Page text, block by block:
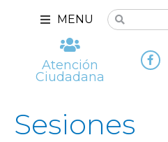
MENU
Atención
Ciudadana
Sesiones